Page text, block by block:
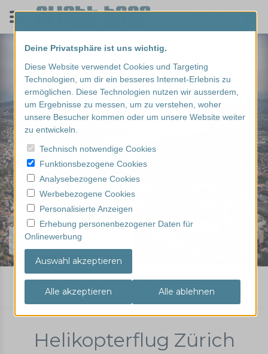
Finde dein Erlebnis...
Helikopterflug Rundflug Zürich
Helikopterflug Zürich
Deine Privatsphäre ist uns wichtig.
Diese Website verwendet Cookies und Targeting
Technologien, um dir ein besseres Internet-Erlebnis zu
ermöglichen. Diese Technologien nutzen wir ausserdem,
um Ergebnisse zu messen, um zu verstehen, woher
unsere Besucher kommen oder um unsere Website weiter
zu entwickeln.
Technisch notwendige Cookies
Funktionsbezogene Cookies
Analysebezogene Cookies
Werbebezogene Cookies
Personalisierte Anzeigen
Erhebung personenbezogener Daten für
Onlinewerbung